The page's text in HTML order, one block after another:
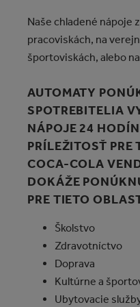
Naše chladené nápoje
pracoviskách, na
športoviskách, alebo
AUTOMATY
SPOTREBITELIA
NÁPOJE 24
PRÍLEŽITOSŤ PRE
COCA‑COLA
DOKÁŽE
PRE TIETO
Školstvo
Zdravotníctvo
Doprava
Kultúrne a
Ubytovacie